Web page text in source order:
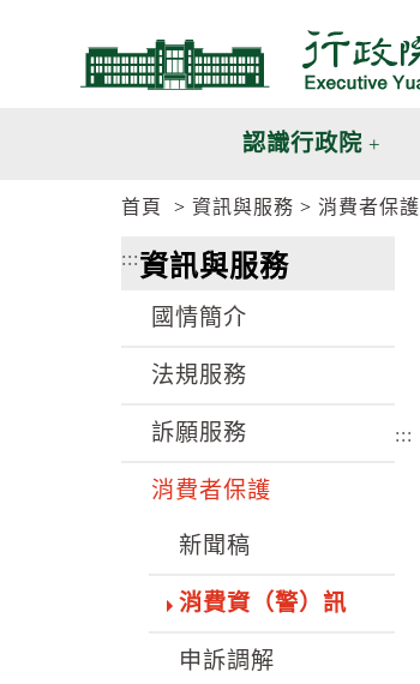
認識行政院
首頁 資訊與服務 消費者保護
:::資訊與服務
國情簡介
法規服務
訴願服務
消費者保護
新聞稿
消費資（警）訊
申訴調解
:::